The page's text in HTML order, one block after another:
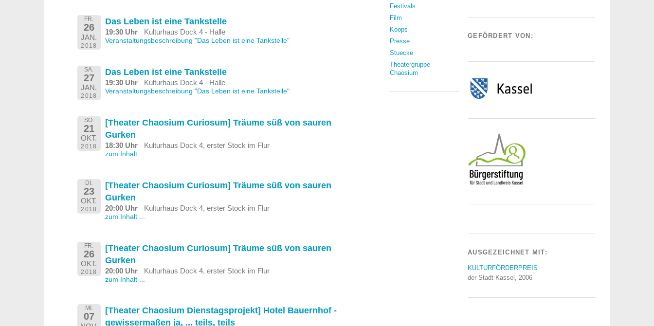
FR.
26
JAN.
2018
Das Leben ist eine Tankstelle
19:30 Uhr Kulturhaus Dock 4 - Halle
Veranstaltungsbeschreibung "Das Leben ist eine Tankstelle"
SA.
27
JAN.
2018
Das Leben ist eine Tankstelle
19:30 Uhr Kulturhaus Dock 4 - Halle
Veranstaltungsbeschreibung "Das Leben ist eine Tankstelle"
SO.
21
OKT.
2018
[Theater Chaosium Curiosum] Träume süß von sauren
Gurken
18:30 Uhr Kulturhaus Dock 4, erster Stock im Flur
zum Inhalt ...
DI.
23
OKT.
2018
[Theater Chaosium Curiosum] Träume süß von sauren
Gurken
20:00 Uhr Kulturhaus Dock 4, erster Stock im Flur
zum Inhalt ...
FR.
26
OKT.
2018
[Theater Chaosium Curiosum] Träume süß von sauren
Gurken
20:00 Uhr Kulturhaus Dock 4, erster Stock im Flur
zum Inhalt ...
MI.
07
[Theater Chaosium Dienstagsprojekt] Hotel Bauernhof -
gewissermaßen ja, ... teils, teils
Festivals
Film
Koops
Presse
Stuecke
Theatergruppe
Chaosium
GEFÖRDERT VON:
AUSGEZEICHNET MIT:
KULTURFÖRDERPREIS
der Stadt Kassel, 2006